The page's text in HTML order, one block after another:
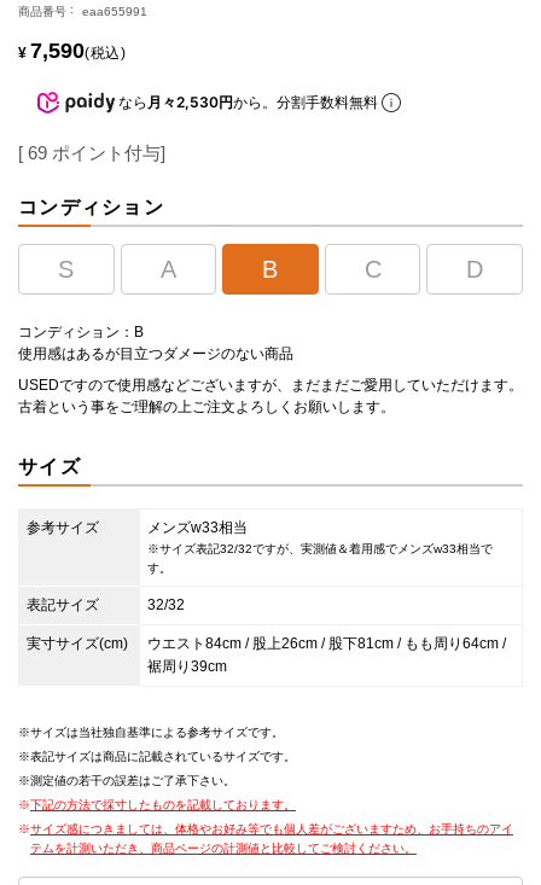
商品番号 eaa655991
¥ 7,590 税込
なら 月々2,530円から。分割手数料無料
[ 69 ポイント付与]
コンディション
S A B C D
コンディション：B
使用感はあるが目立つダメージのない商品
USEDですので使用感などございますが、まだまだご愛用していただけます。
古着という事をご理解の上ご注文よろしくお願いします。
サイズ
参考サイズ メンズw33相当
※サイズ表記32/32ですが、実測値＆着用感でメンズw33相当で
す。
表記サイズ 32/32
実寸サイズ(cm)
ウエスト84cm / 股上26cm / 股下81cm / もも周り64cm /
裾周り39cm
サイズは当社独自基準による参考サイズです。
表記サイズは商品に記載されているサイズです。
測定値の若干の誤差はご了承下さい。
下記の方法で採寸したものを記載しております。
サイズ感につきましては、体格やお好み等でも個人差がございますため、お手持ちのアイ
テムを計測いただき、商品ページの計測値と比較してご検討ください。